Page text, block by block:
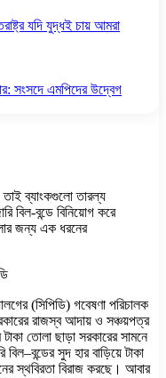
যদি যুদ্ধই চায় আমরা
সংসদে এমপিদের উদ্বেগ
ব্যাংকগুলো তারল্য
বিল-বন্ডে বিনিয়োগ করে
জন্য এক ধরনের
(সিপিডি) গবেষণা পরিচালক
রাজস্ব আদায় ও সঞ্চয়পত্র
তোলা ছাড়া সরকারের সামনে
সুদ হার বাড়িয়ে টাকা
স্থবিরতা বিরাজ করছে। আবার